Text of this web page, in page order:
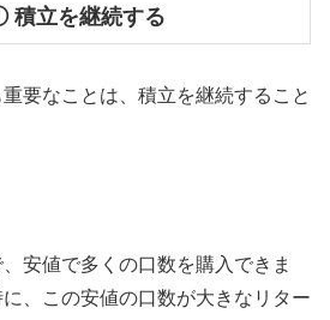
積立を継続する
要なことは、積立を継続すること
安値で多くの口数を購入できま
、この安値の口数が大きなリター